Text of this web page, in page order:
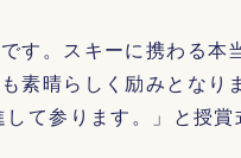
す。スキーに携わる本
素晴らしく励みとなり
て参ります。」と授賞